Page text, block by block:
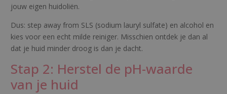
jouw eigen huidoliën.
Dus: step away from SLS (sodium lauryl sulfate) en alcohol en
kies voor een echt milde reiniger. Misschien ontdek je dan al
dat je huid minder droog is dan je dacht.
Stap 2: Herstel de pH-waarde
van je huid